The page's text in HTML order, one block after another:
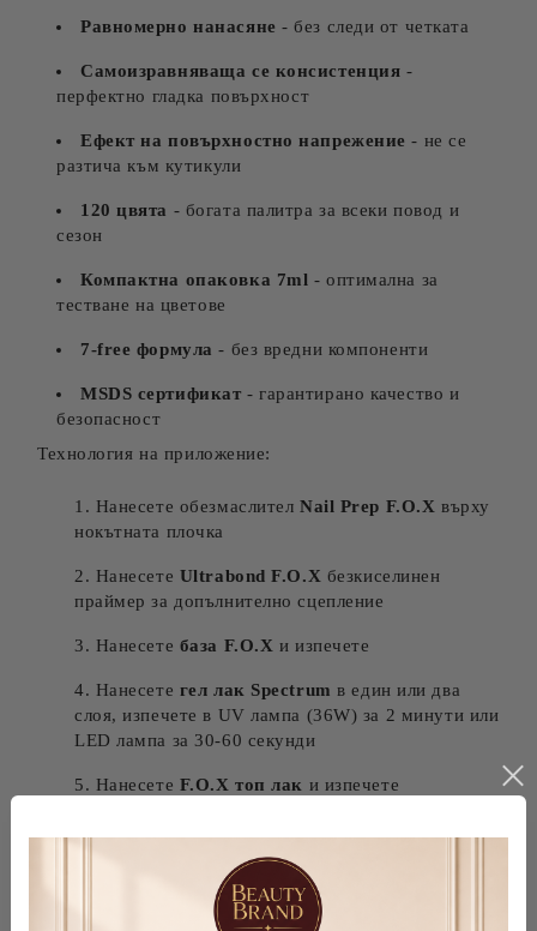
Равномерно нанасяне - без следи от четката
Самоизравняваща се консистенция -
перфектно гладка повърхност
Ефект на повърхностно напрежение - не се
разтича към кутикули
120 цвята - богата палитра за всеки повод и
сезон
Компактна опаковка 7ml - оптимална за
тестване на цветове
7-free формула - без вредни компоненти
MSDS сертификат - гарантирано качество и
безопасност
Технология на приложение:
Нанесете обезмаслителNail Prep F.O.X върху
нокътната плочка
Нанесете Ultrabond F.O.X безкиселинен
праймер за допълнително сцепление
Нанесете база F.O.X и изпечете
Нанесете гел лак Spectrum в един или два
слоя, изпечете в UV лампа (36W) за 2 минути или
LED лампа за 30-60 секунди
Нанесете F.O.X топ лак и изпечете
The Beauty brand by Svetla Knishе официален и
ексклузивен представител на F.O.X nails в България.
Гарантираме 100% автентични продукти с MSDS
сертификати и бърза доставка в цяла България.